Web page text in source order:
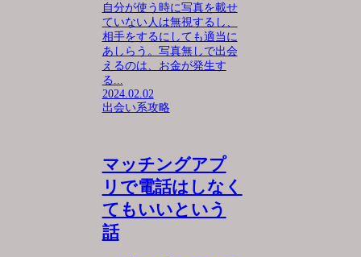
自分が使う時に写真を載せ
ていない人は無視するし、
相手をするにしても適当に
あしらう。写真無しで出会
えるのは、お金が発生す
る...
2024.02.02
出会い系攻略
マッチングアプ
リで電話はしなく
てもいいという
話